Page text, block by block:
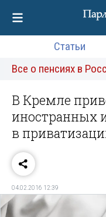
Статьи
Все о пенсиях в
В Кремле
иностранных
в
04.02.2016 12:39